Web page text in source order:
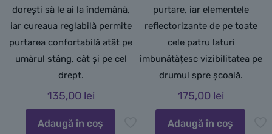
dorești să le ai la îndemână,
iar cureaua reglabilă permite
purtarea confortabilă atât pe
umărul stâng, cât și pe cel
drept.
135,00 lei
Adaugă în coș
purtare, iar elementele
reflectorizante de pe toate
cele patru laturi
îmbunătățesc vizibilitatea pe
drumul spre școală.
175,00 lei
Adaugă în coș